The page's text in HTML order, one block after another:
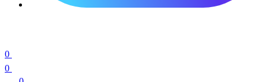
0
0